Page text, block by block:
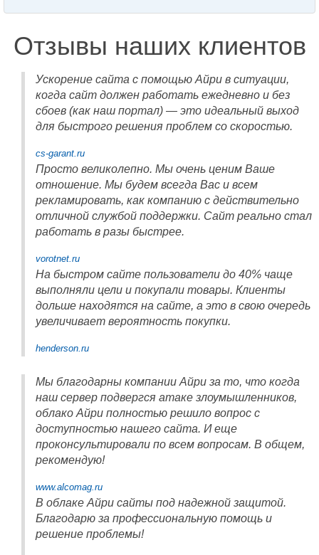
Отзывы наших клиентов
Ускорение сайта с помощью Айри в ситуации,
когда сайт должен работать ежедневно и без
сбоев (как наш портал) — это идеальный выход
для быстрого решения проблем со скоростью.
cs-garant.ru
Просто великолепно. Мы очень ценим Ваше
отношение. Мы будем всегда Вас и всем
рекламировать, как компанию с действительно
отличной службой поддержки. Сайт реально стал
работать в разы быстрее.
vorotnet.ru
На быстром сайте пользователи до 40% чаще
выполняли цели и покупали товары. Клиенты
дольше находятся на сайте, а это в свою очередь
увеличивает вероятность покупки.
henderson.ru
Мы благодарны компании Айри за то, что когда
наш сервер подвергся атаке злоумышленников,
облако Айри полностью решило вопрос с
доступностью нашего сайта. И еще
проконсультировали по всем вопросам. В общем,
рекомендую!
www.alcomag.ru
В облаке Айри сайты под надежной защитой.
Благодарю за профессиональную помощь и
решение проблемы!